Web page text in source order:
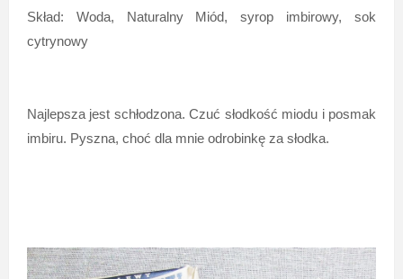
Skład: Woda, Naturalny Miód, syrop imbirowy, sok
cytrynowy
Najlepsza jest schłodzona. Czuć słodkość miodu i posmak
imbiru. Pyszna, choć dla mnie odrobinkę za słodka.